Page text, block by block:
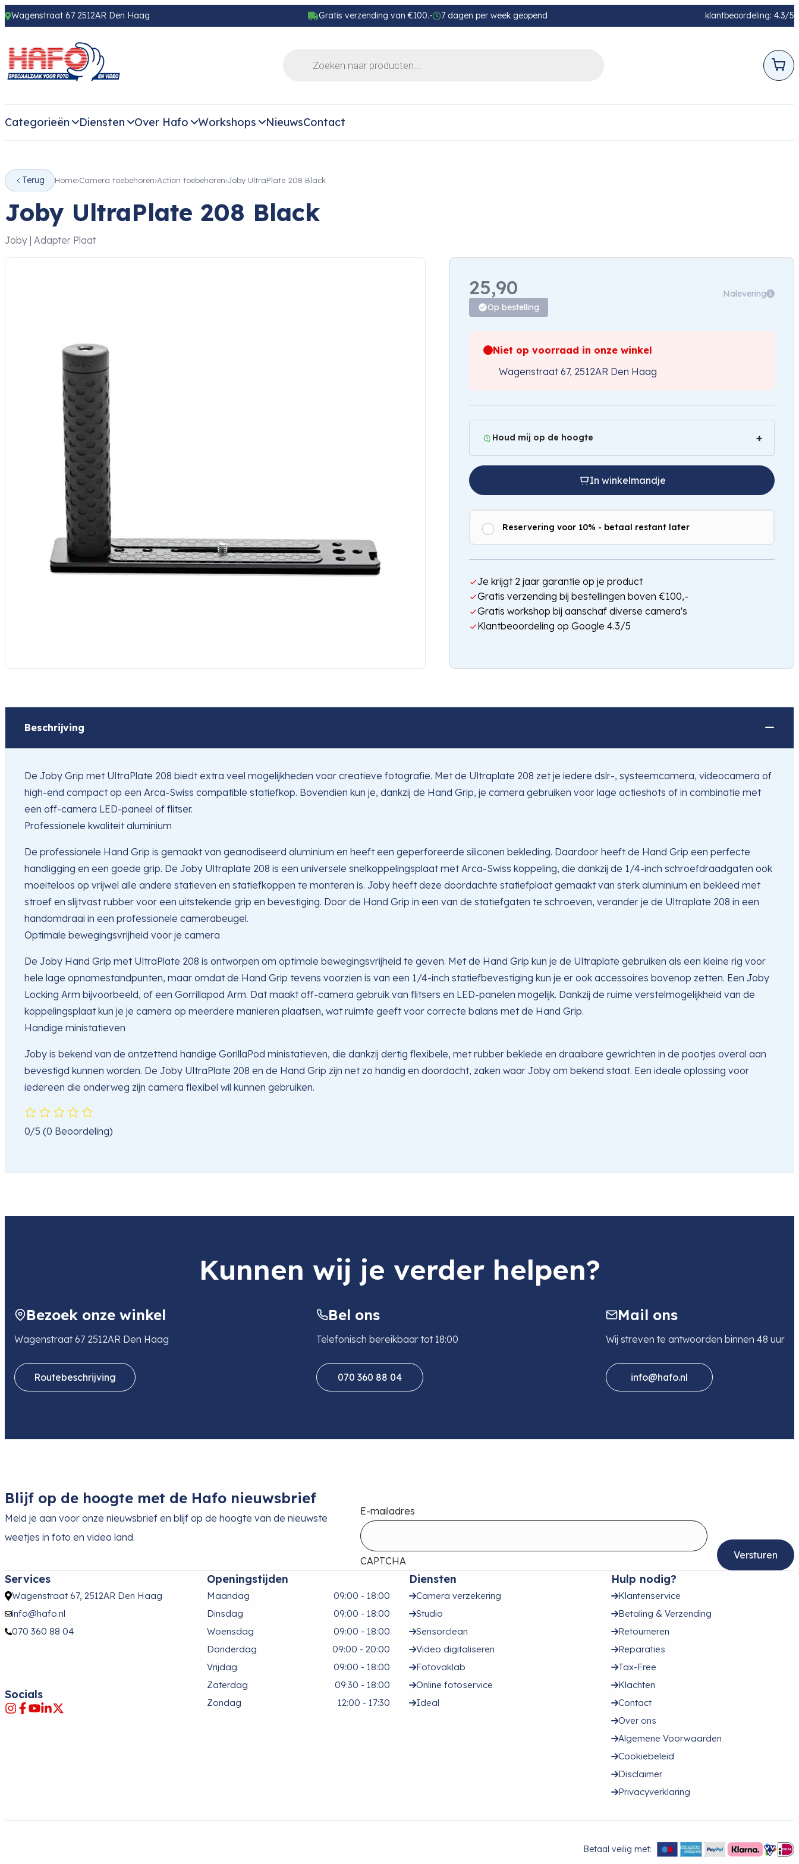
Wagenstraat 67 2512AR Den Haag Gratis verzending van €100.- 7 dagen per week geopend klantbeoordeling: 4.3/5
Categorieën Diensten Over Hafo Workshops NieuwsContact
Terug Home Camera toebehoren Action toebehoren Joby UltraPlate 208 Black
Joby UltraPlate 208 Black
Joby | Adapter Plaat
25,90
Nalevering
Op bestelling
Niet op voorraad in onze winkel
Wagenstraat 67, 2512AR Den Haag
Houd mij op de hoogte
In winkelmandje
Reservering voor 10% - betaal restant later
Je krijgt 2 jaar garantie op je product
Gratis verzending bij bestellingen boven €100,-
Gratis workshop bij aanschaf diverse camera's
Klantbeoordeling op Google 4.3/5
Beschrijving
De Joby Grip met UltraPlate 208 biedt extra veel mogelijkheden voor creatieve fotografie. Met de Ultraplate 208 zet je iedere dslr-, systeemcamera, videocamera of
high-end compact op een Arca-Swiss compatible statiefkop. Bovendien kun je, dankzij de Hand Grip, je camera gebruiken voor lage actieshots of in combinatie met
een off-camera LED-paneel of flitser.
Professionele kwaliteit aluminium
De professionele Hand Grip is gemaakt van geanodiseerd aluminium en heeft een geperforeerde siliconen bekleding. Daardoor heeft de Hand Grip een perfecte
handligging en een goede grip. De Joby Ultraplate 208 is een universele snelkoppelingsplaat met Arca-Swiss koppeling, die dankzij de 1/4-inch schroefdraadgaten ook
moeiteloos op vrijwel alle andere statieven en statiefkoppen te monteren is. Joby heeft deze doordachte statiefplaat gemaakt van sterk aluminium en bekleed met
stroef en slijtvast rubber voor een uitstekende grip en bevestiging. Door de Hand Grip in een van de statiefgaten te schroeven, verander je de Ultraplate 208 in een
handomdraai in een professionele camerabeugel.
Optimale bewegingsvrijheid voor je camera
De Joby Hand Grip met UltraPlate 208 is ontworpen om optimale bewegingsvrijheid te geven. Met de Hand Grip kun je de Ultraplate gebruiken als een kleine rig voor
hele lage opnamestandpunten, maar omdat de Hand Grip tevens voorzien is van een 1/4-inch statiefbevestiging kun je er ook accessoires bovenop zetten. Een Joby
Locking Arm bijvoorbeeld, of een Gorrillapod Arm. Dat maakt off-camera gebruik van flitsers en LED-panelen mogelijk. Dankzij de ruime verstelmogelijkheid van de
koppelingsplaat kun je je camera op meerdere manieren plaatsen, wat ruimte geeft voor correcte balans met de Hand Grip.
Handige ministatieven
Joby is bekend van de ontzettend handige GorillaPod ministatieven, die dankzij dertig flexibele, met rubber beklede en draaibare gewrichten in de pootjes overal aan
bevestigd kunnen worden. De Joby UltraPlate 208 en de Hand Grip zijn net zo handig en doordacht, zaken waar Joby om bekend staat. Een ideale oplossing voor
iedereen die onderweg zijn camera flexibel wil kunnen gebruiken.
0/5 (0 Beoordeling)
Kunnen wij je verder helpen?
Bezoek onze winkel
Wagenstraat 67 2512AR Den Haag
Routebeschrijving
Bel ons
Telefonisch bereikbaar tot 18:00
070 360 88 04
Mail ons
Wij streven te antwoorden binnen 48 uur
info@hafo.nl
Blijf op de hoogte met de Hafo nieuwsbrief
Meld je aan voor onze nieuwsbrief en blijf op de hoogte van de nieuwste
weetjes in foto en video land.
E-mailadres
CAPTCHA
Services
Wagenstraat 67, 2512AR Den Haag
info@hafo.nl
070 360 88 04
Socials
Openingstijden
Maandag
09:00 - 18:00
Dinsdag
09:00 - 18:00
Woensdag
09:00 - 18:00
Donderdag
09:00 - 20:00
Vrijdag
09:00 - 18:00
Zaterdag
09:30 - 18:00
Zondag
12:00 - 17:30
Diensten
Camera verzekering
Studio
Sensorclean
Video digitaliseren
Fotovaklab
Online fotoservice
Ideal
Hulp nodig?
Klantenservice
Betaling & Verzending
Retourneren
Reparaties
Tax-Free
Klachten
Contact
Over ons
Algemene Voorwaarden
Cookiebeleid
Disclaimer
Privacyverklaring
Betaal veilig met: